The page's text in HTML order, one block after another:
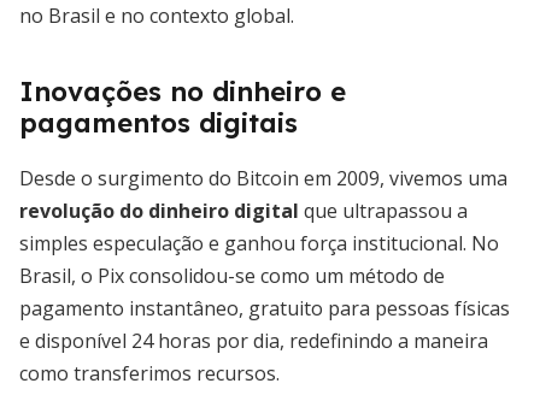
no Brasil e no contexto global.
Inovações no dinheiro e
pagamentos digitais
Desde o surgimento do Bitcoin em 2009, vivemos uma
revolução do dinheiro digital que ultrapassou a
simples especulação e ganhou força institucional. No
Brasil, o Pix consolidou-se como um método de
pagamento instantâneo, gratuito para pessoas físicas
e disponível 24 horas por dia, redefinindo a maneira
como transferimos recursos.